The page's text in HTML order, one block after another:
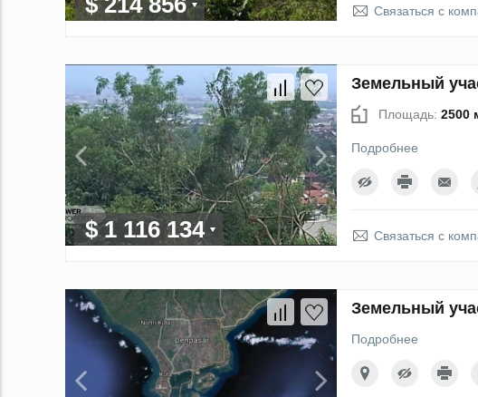
Связаться с
$ 1 116 134
Земельный
Площадь: 2500
Подробнее
Связаться с
Земельный
Подробнее